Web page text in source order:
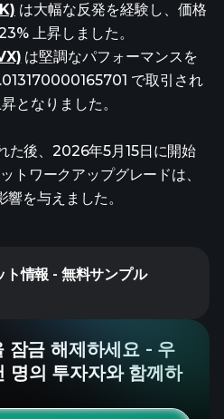
は大幅な反発を経験し、価格
上昇しました。
は堅調なパフォーマンスを
で取引され
となりました。
た後、2026年5月15日に開始
トワークアップグレードは、
を与えました。
ト情報 - 無料サンプル
잠금 해제하세요 - 우
명의 투자자와 함께하